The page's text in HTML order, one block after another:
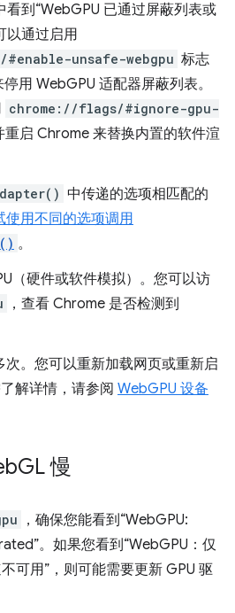
看到“WebGPU 已通过屏蔽列表或
以通过启用
unsafe-webgpu 标志
用 WebGPU 适配器屏蔽列表。
chrome://flags/#ignore-gpu-
重启 Chrome 来替换内置的软件渲
中传递的选项相匹配的
使用不同的选项调用
。
（硬件或软件模拟）。您可以访
，查看 Chrome 是否检测到
次。您可以重新加载网页或重新启
解详情，请参阅 WebGPU 设备
GL 慢
，确保您能看到“WebGPU:
。如果您看到“WebGPU：仅
可用”，则可能需要更新 GPU 驱